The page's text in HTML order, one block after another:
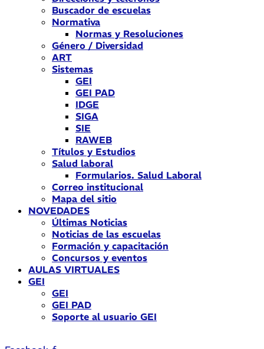
Buscador de escuelas
Normativa
Normas y Resoluciones
Género / Diversidad
ART
Sistemas
GEI
GEI PAD
IDGE
SIGA
SIE
RAWEB
Títulos y Estudios
Salud laboral
Formularios. Salud Laboral
Correo institucional
Mapa del sitio
NOVEDADES
Últimas Noticias
Noticias de las escuelas
Formación y capacitación
Concursos y eventos
AULAS VIRTUALES
GEI
GEI
GEI PAD
Soporte al usuario GEI